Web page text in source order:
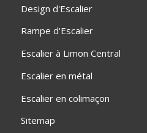
Design d'Escalier
Rampe d'Escalier
Escalier à Limon Central
Escalier en métal
Escalier en colimaçon
Sitemap